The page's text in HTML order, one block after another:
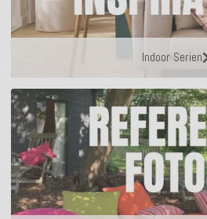
Indoor Serien